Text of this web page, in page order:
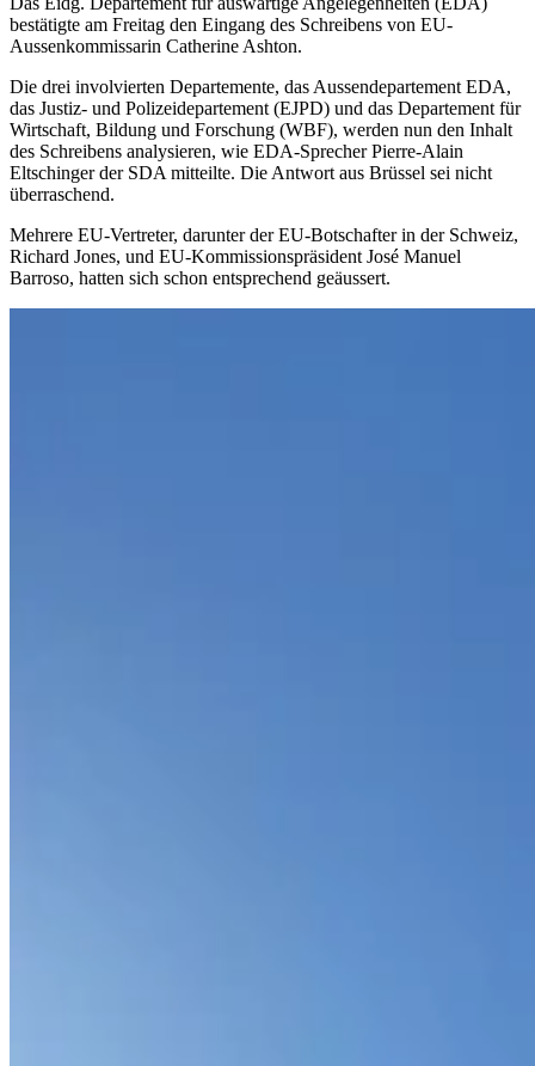
bestätigte am Freitag den Eingang des Schreibens von EU-
Aussenkommissarin Catherine Ashton.
Die drei involvierten Departemente, das Aussendepartement EDA,
das Justiz- und Polizeidepartement (EJPD) und das Departement für
Wirtschaft, Bildung und Forschung (WBF), werden nun den Inhalt
des Schreibens analysieren, wie EDA-Sprecher Pierre-Alain
Eltschinger der SDA mitteilte. Die Antwort aus Brüssel sei nicht
überraschend.
Mehrere EU-Vertreter, darunter der EU-Botschafter in der Schweiz,
Richard Jones, und EU-Kommissionspräsident José Manuel
Barroso, hatten sich schon entsprechend geäussert.